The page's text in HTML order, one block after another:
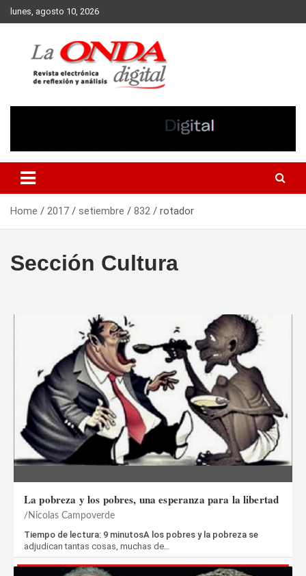
Skip
to
lunes, agosto 10, 2026
Home 2017 setiembre 832 rotador
La pobreza y los pobres, una esperanza para la libertad
Nicolas Campoverde
Tiempo de lectura: 9 minutosA los pobres y la pobreza se
adjudican tantas cosas, muchas de…